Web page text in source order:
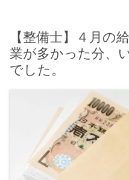
【整備士】４月の
業が多かった分、
でした。